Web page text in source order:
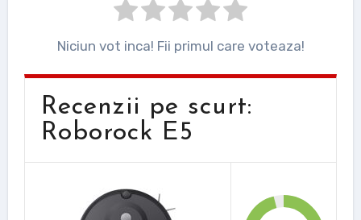
Niciun vot inca! Fii primul care voteaza!
Recenzii pe scurt:
Roborock E5